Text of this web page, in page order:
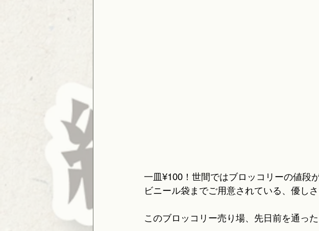
一皿¥100！世間ではブロッコリーの値段
ビニール袋までご用意されている、優しさ
このブロッコリー売り場、先日前を通っ